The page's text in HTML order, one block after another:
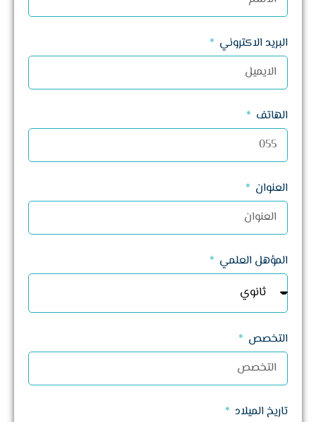
البريد الاكتروني
الهاتف
العنوان
المؤهل العلمي
التخصص
تاريخ الميلاد